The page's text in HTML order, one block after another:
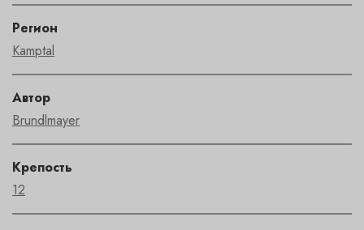
Регион
Kamptal
Автор
Brundlmayer
Крепость
12